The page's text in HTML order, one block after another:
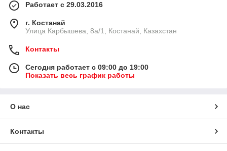
Работает с 29.03.2016
г. Костанай
Улица Карбышева, 8а/1, Костанай, Казахстан
Контакты
Сегодня работает с 09:00 до 19:00
Показать весь график работы
О нас
Контакты